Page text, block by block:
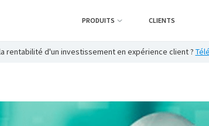
PRODUITS CLIENTS
rentabilité d'un investissement en expérience client ?